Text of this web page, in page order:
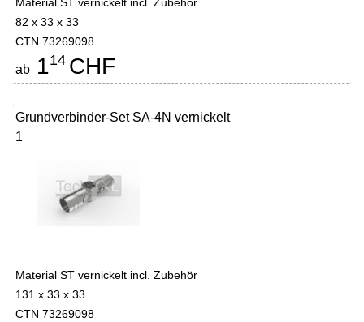
82 x 33 x 33
CTN 73269098
ab 114 CHF
Grundverbinder-Set SA-4N vernickelt
1
Material ST vernickelt incl. Zubehör
131 x 33 x 33
CTN 73269098